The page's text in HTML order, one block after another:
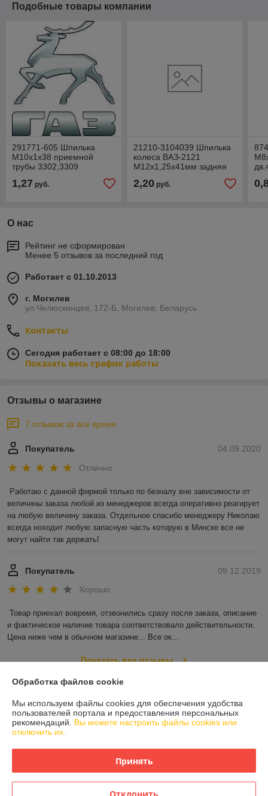
Подобные товары компании
291771-605 Шпилька
М10х1х38 приемной
трубы 3302,3309
удлинителя В (L=58 мм)
1,27 руб.
21210-3104039 Шпилька
колеса ВАЗ-2121
М12х1,25х41мм задняя
2,20руб.
О нас
Рейтинг не сформирован
Менее 5 отзывов за последний год
Работает с 01.10.2013
г. Могилев
ул.Челюскинцев, 172-Б, Могилев, Беларусь
Контакты
Сегодня работает с 08:00 до 18:00
Показать весь график работы
Отзывы о магазине
7 отзывов за всё время
04.09.2020
Покупатель
Отлично
Работаю с данной фирмой только по безналу вне зависимости от
величины заказа любой из менеджеров всегда оперативно реагирует
на любую величину заказа. Отдельное спасибо менеджеру Николаю
всегда ноходит любую запасную часть которую в Минске все не
могут найти так держать!
09.12.2019
Покупатель
Хорошо
Товар приехал вовремя, отзвонились сразу после заказа, описание
и фактическое наличие товара соответствовало действительности.
Цена ниже чем в обычном магазине... Все ок...
Показать все отзывы
О нас
Контакты
График работы
Обработка файлов cookie
Мы используем файлы cookies для обеспечения удобства
пользователей портала и предоставления персональных
рекомендаций. Вы можете настроить файлы cookies или
отключить их.
Принять
Отклонить